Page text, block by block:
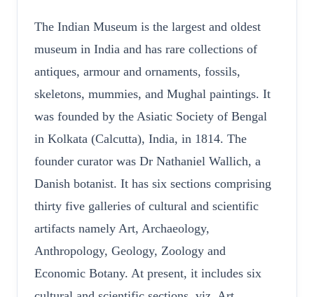
The Indian Museum is the largest and oldest
museum in India and has rare collections of
antiques, armour and ornaments, fossils,
skeletons, mummies, and Mughal paintings. It
was founded by the Asiatic Society of Bengal
in Kolkata (Calcutta), India, in 1814. The
founder curator was Dr Nathaniel Wallich, a
Danish botanist. It has six sections comprising
thirty five galleries of cultural and scientific
artifacts namely Art, Archaeology,
Anthropology, Geology, Zoology and
Economic Botany. At present, it includes six